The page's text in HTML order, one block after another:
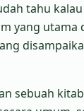
tahu
yang utama
sebuah